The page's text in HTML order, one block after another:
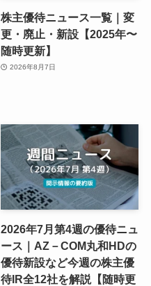
株主優待ニュース一覧｜変
更・廃止・新設【2025年〜
随時更新】
2026年8月7日
2026年7月第4週の優待ニュ
ース｜AZ－COM丸和HDの
優待新設など今週の株主優
待IR全12社を解説【随時更